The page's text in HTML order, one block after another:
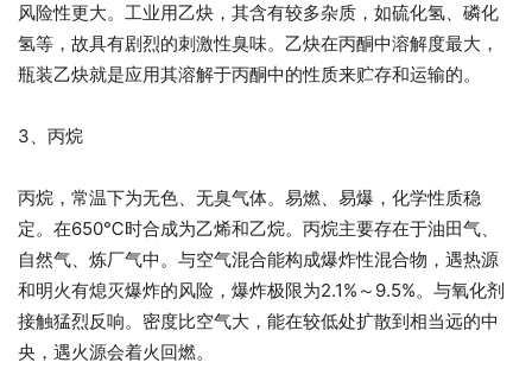
风险性更大。工业用乙炔，其含有较多杂质，如硫化氢、磷化
氢等，故具有剧烈的刺激性臭味。乙炔在丙酮中溶解度最大，
瓶装乙炔就是应用其溶解于丙酮中的性质来贮存和运输的。
3、丙烷
丙烷，常温下为无色、无臭气体。易燃、易爆，化学性质稳
定。在650℃时合成为乙烯和乙烷。丙烷主要存在于油田气、
自然气、炼厂气中。与空气混合能构成爆炸性混合物，遇热源
和明火有熄灭爆炸的风险，爆炸极限为2.1%～9.5%。与氧化剂
接触猛烈反响。密度比空气大，能在较低处扩散到相当远的中
央，遇火源会着火回燃。